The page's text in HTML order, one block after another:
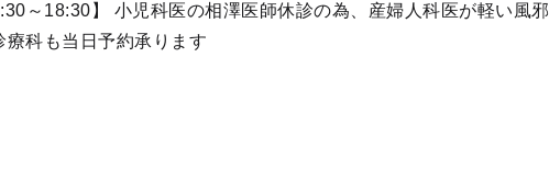
～18:30】 小児科医の相澤医師休診の為、産婦人科医が軽い風邪
科も当日予約承ります